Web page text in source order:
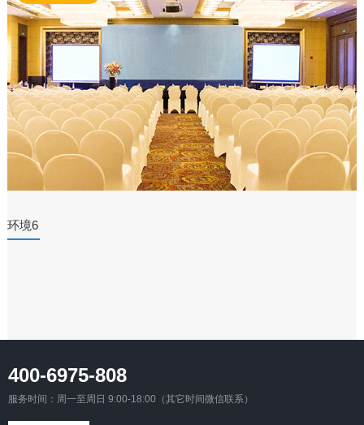
环境6
400-6975-808
服务时间：周一至周日 9:00-18:00（其它时间微信联系）